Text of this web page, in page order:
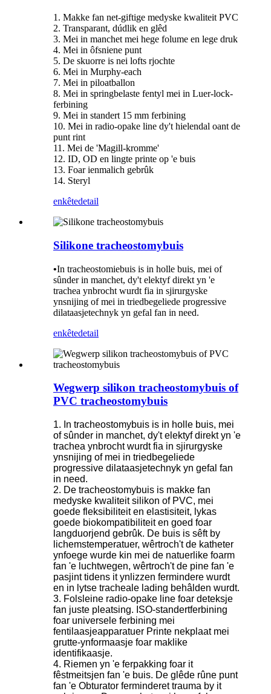
1. Makke fan net-giftige medyske kwaliteit PVC
2. Transparant, dúdlik en glêd
3. Mei in manchet mei hege folume en lege druk
4. Mei in ôfsniene punt
5. De skuorre is nei lofts rjochte
6. Mei in Murphy-each
7. Mei in piloatballon
8. Mei in springbelaste fentyl mei in Luer-lock-
ferbining
9. Mei in standert 15 mm ferbining
10. Mei in radio-opake line dy't hielendal oant de
punt rint
11. Mei de 'Magill-kromme'
12. ID, OD en lingte printe op 'e buis
13. Foar ienmalich gebrûk
14. Steryl
enkêtedetail
Silikone tracheostomybuis
•In tracheostomiebuis is in holle buis, mei of
sûnder in manchet, dy't elektyf direkt yn 'e
trachea ynbrocht wurdt fia in sjirurgyske
ynsnijing of mei in triedbegeliede progressive
dilataasjetechnyk yn gefal fan in need.
enkêtedetail
Wegwerp silikon tracheostomybuis of
PVC tracheostomybuis
1. In tracheostomybuis is in holle buis, mei
of sûnder in manchet, dy't elektyf direkt yn 'e
trachea ynbrocht wurdt fia in sjirurgyske
ynsnijing of mei in triedbegeliede
progressive dilataasjetechnyk yn gefal fan
in need.
2. De tracheostomybuis is makke fan
medyske kwaliteit silikon of PVC, mei
goede fleksibiliteit en elastisiteit, lykas
goede biokompatibiliteit en goed foar
langduorjend gebrûk. De buis is sêft by
lichemstemperatuer, wêrtroch't de katheter
ynfoege wurde kin mei de natuerlike foarm
fan 'e luchtwegen, wêrtroch't de pine fan 'e
pasjint tidens it ynlizzen fermindere wurdt
en in lytse tracheale lading behâlden wurdt.
3. Folsleine radio-opake line foar deteksje
fan juste pleatsing. ISO-standertferbining
foar universele ferbining mei
fentilaasjeapparatuer Printe nekplaat mei
grutte-ynformaasje foar maklike
identifikaasje.
4. Riemen yn 'e ferpakking foar it
fêstmeitsjen fan 'e buis. De glêde rûne punt
fan 'e Obturator ferminderet trauma by it